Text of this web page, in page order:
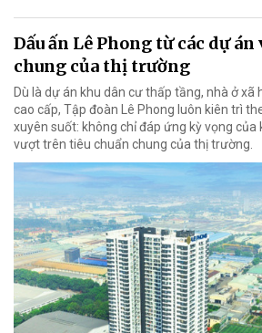
Dấu ấn Lê Phong từ các dự
chung của thị trường
Dù là dự án khu dân cư thấp tầng, nhà ở xã
cao cấp, Tập đoàn Lê Phong luôn kiên trì
xuyên suốt: không chỉ đáp ứng kỳ vọng của
vượt trên tiêu chuẩn chung của thị trường.